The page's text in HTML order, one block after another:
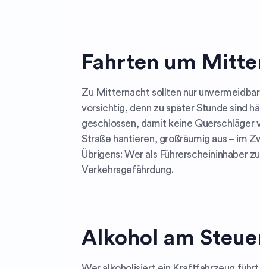
Fahrten um
Zu Mitternacht sollten nur
vorsichtig, denn zu später Stunde sind
geschlossen, damit keine Querschläger
Straße hantieren, großräumig aus – im
Übrigens: Wer als Führerscheininhaber
Verkehrsgefährdung.
Alkohol am